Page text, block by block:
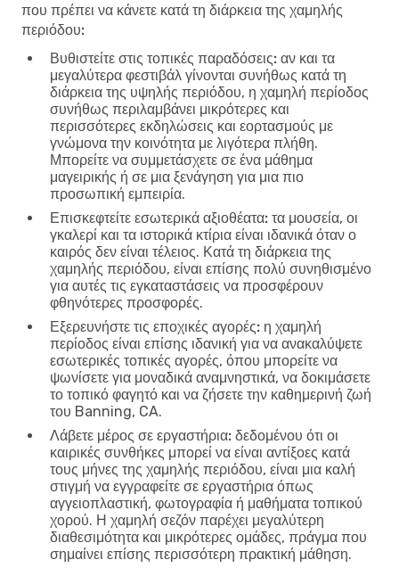
που πρέπει να κάνετε κατά τη διάρκεια της χαμηλής
περιόδου:
Βυθιστείτε στις τοπικές παραδόσεις: αν και τα
μεγαλύτερα φεστιβάλ γίνονται συνήθως κατά τη
διάρκεια της υψηλής περιόδου, η χαμηλή περίοδος
συνήθως περιλαμβάνει μικρότερες και
περισσότερες εκδηλώσεις και εορτασμούς με
γνώμονα την κοινότητα με λιγότερα πλήθη.
Μπορείτε να συμμετάσχετε σε ένα μάθημα
μαγειρικής ή σε μια ξενάγηση για μια πιο
προσωπική εμπειρία.
Επισκεφτείτε εσωτερικά αξιοθέατα: τα μουσεία, οι
γκαλερί και τα ιστορικά κτίρια είναι ιδανικά όταν ο
καιρός δεν είναι τέλειος. Κατά τη διάρκεια της
χαμηλής περιόδου, είναι επίσης πολύ συνηθισμένο
για αυτές τις εγκαταστάσεις να προσφέρουν
φθηνότερες προσφορές.
Εξερευνήστε τις εποχικές αγορές: η χαμηλή
περίοδος είναι επίσης ιδανική για να ανακαλύψετε
εσωτερικές τοπικές αγορές, όπου μπορείτε να
ψωνίσετε για μοναδικά αναμνηστικά, να δοκιμάσετε
το τοπικό φαγητό και να ζήσετε την καθημερινή ζωή
του Banning, CA.
Λάβετε μέρος σε εργαστήρια: δεδομένου ότι οι
καιρικές συνθήκες μπορεί να είναι αντίξοες κατά
τους μήνες της χαμηλής περιόδου, είναι μια καλή
στιγμή να εγγραφείτε σε εργαστήρια όπως
αγγειοπλαστική, φωτογραφία ή μαθήματα τοπικού
χορού. Η χαμηλή σεζόν παρέχει μεγαλύτερη
διαθεσιμότητα και μικρότερες ομάδες, πράγμα που
σημαίνει επίσης περισσότερη πρακτική μάθηση.